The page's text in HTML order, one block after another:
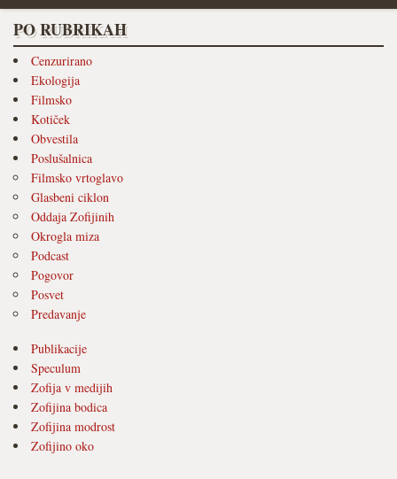
PO RUBRIKAH
Cenzurirano
Ekologija
Filmsko
Kotiček
Obvestila
Poslušalnica
Filmsko vrtoglavo
Glasbeni ciklon
Oddaja Zofijinih
Okrogla miza
Podcast
Pogovor
Posvet
Predavanje
Publikacije
Speculum
Zofija v medijih
Zofijina bodica
Zofijina modrost
Zofijino oko